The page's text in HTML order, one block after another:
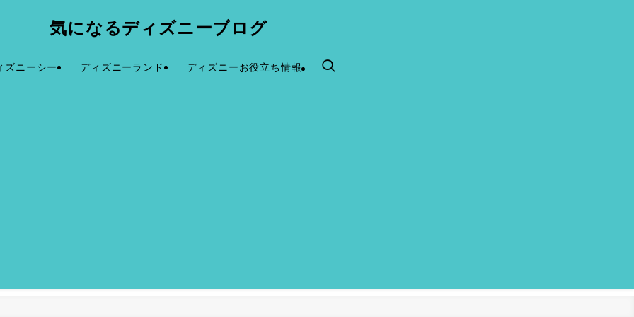
気になるディズニーブログ
ズニーシー ディズニーランド ディズニーお役立ち情報